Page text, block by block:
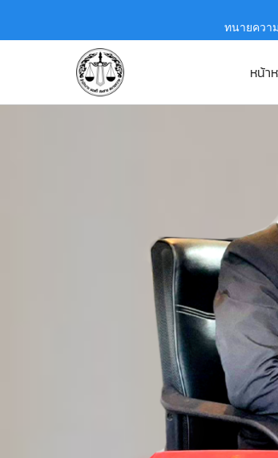
ทนายควา
หน้า